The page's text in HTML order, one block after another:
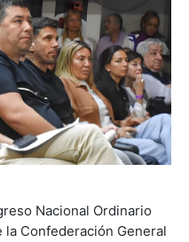
Nacional Ordinario
Confederación General